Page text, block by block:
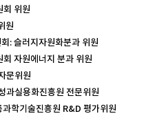
회 위원
원
: 슬러지자원화분과 위원
자원에너지 분과 위원
문위원
과실용화진흥원 전문위원
학기술진흥원 R&D 평가위원